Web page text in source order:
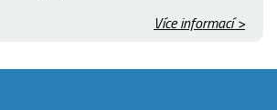
Více informací >